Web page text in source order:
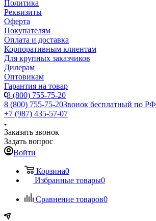
Политика
Реквизиты
Оферта
Покупателям
Оплата и доставка
Корпоративным клиентам
Для крупных заказчиков
Дилерам
Оптовикам
Гарантия на товар
8 (800) 755-75-20
8 (800) 755-75-20Звонок бесплатный по РФ
+7 (987) 435-57-07
Заказать звонок
Задать вопрос
Войти
Корзина0
Избранные товары0
Сравнение товаров0